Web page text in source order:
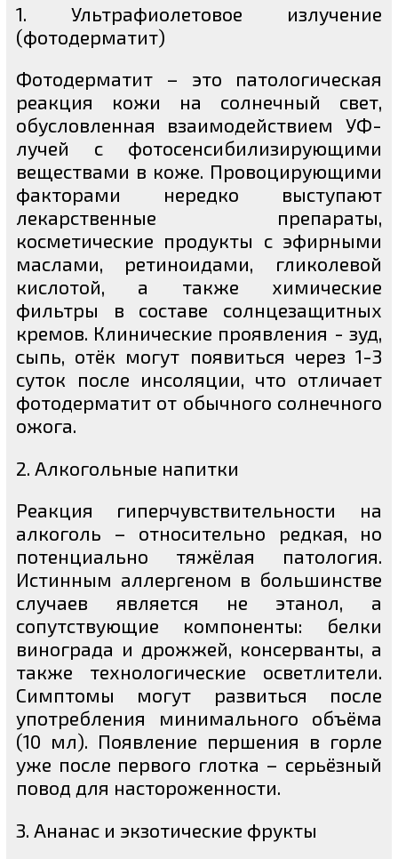
1. Ультрафиолетовое излучение
(фотодерматит)
Фотодерматит – это патологическая
реакция кожи на солнечный свет,
обусловленная взаимодействием УФ-
лучей с фотосенсибилизирующими
веществами в коже. Провоцирующими
факторами нередко выступают
лекарственные препараты,
косметические продукты с эфирными
маслами, ретиноидами, гликолевой
кислотой, а также химические
фильтры в составе солнцезащитных
кремов. Клинические проявления - зуд,
сыпь, отёк могут появиться через 1-3
суток после инсоляции, что отличает
фотодерматит от обычного солнечного
ожога.
2. Алкогольные напитки
Реакция гиперчувствительности на
алкоголь – относительно редкая, но
потенциально тяжёлая патология.
Истинным аллергеном в большинстве
случаев является не этанол, а
сопутствующие компоненты: белки
винограда и дрожжей, консерванты, а
также технологические осветлители.
Симптомы могут развиться после
употребления минимального объёма
(10 мл). Появление першения в горле
уже после первого глотка – серьёзный
повод для настороженности.
3. Ананас и экзотические фрукты